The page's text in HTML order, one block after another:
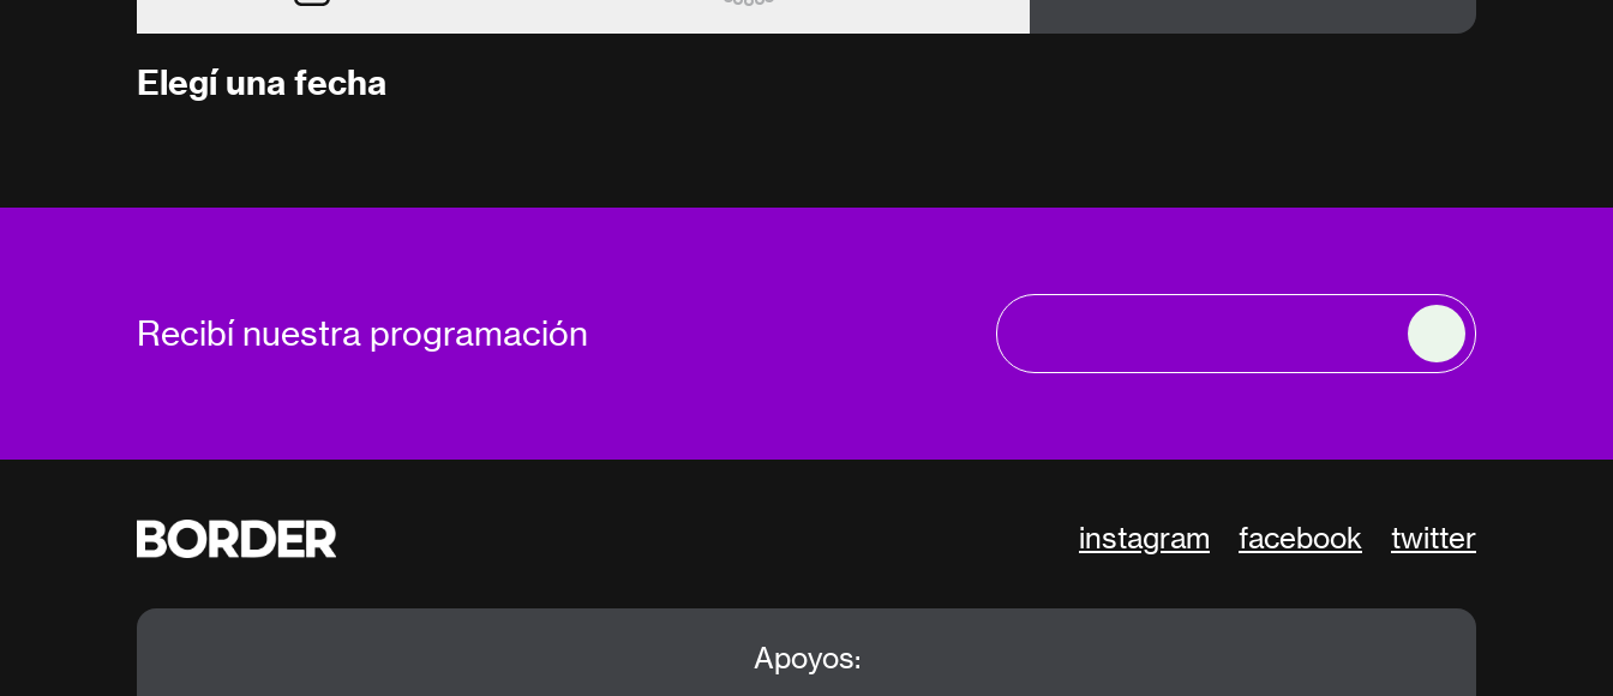
Elegí una fecha
Recibí nuestra programación
instagram facebook twitter
Apoyos: